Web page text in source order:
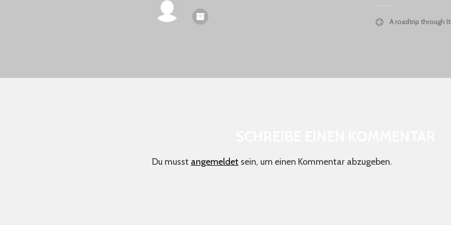
A roadtrip through
Du musst angemeldet sein, um einen Kommentar abzugeben.